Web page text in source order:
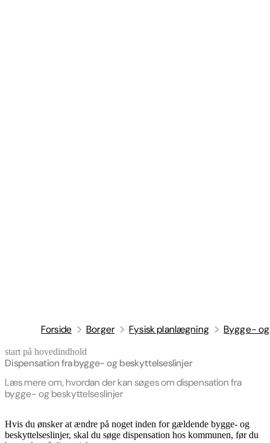
Forside Borger Fysisk planlægning Bygge-
start på hovedindhold
Dispensation fra bygge- og beskyttelseslinjer
Læs mere om, hvordan der kan søges om dispensation fra
bygge- og beskyttelseslinjer
senest opdateret 27. april 2026
Hvis du ønsker at ændre på noget inden for gældende bygge- og
beskyttelseslinjer, skal du søge dispensation hos kommunen, før du